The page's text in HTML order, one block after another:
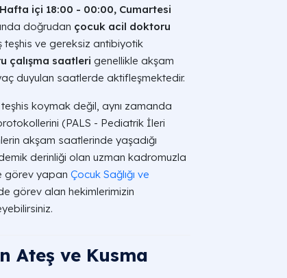
Hafta içi 18:00 - 00:00, Cumartesi
doğrudan çocuk acil doktoru
teşhis ve gereksiz antibiyotik
çalışma saatleri genellikle akşam
duyulan saatlerde aktifleşmektedir.
koymak değil, aynı zamanda
(PALS - Pediatrik İleri
akşam saatlerinde yaşadığı
derinliği olan uzman kadromuzla
görev yapan Çocuk Sağlığı ve
görev alan hekimlerimizin
Ateş ve Kusma